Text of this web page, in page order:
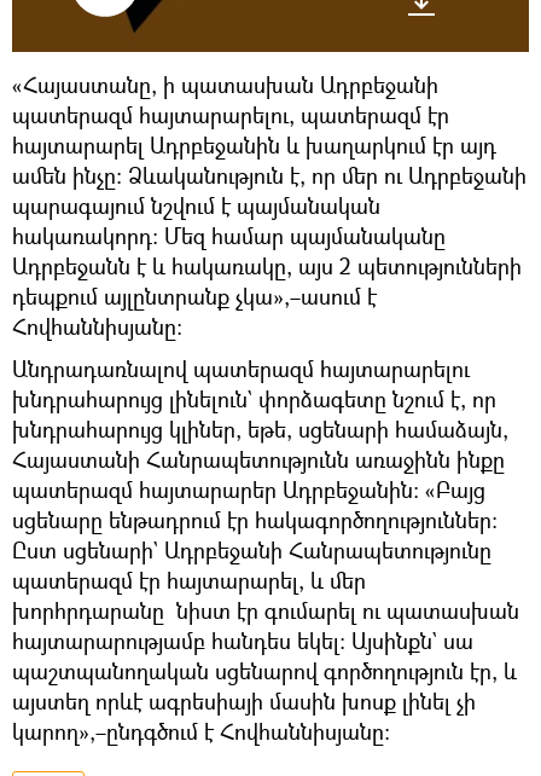
«Հայաստանը, ի պատասխան Ադրբեջանի
պատերազմ հայտարարելու, պատերազմ էր
հայտարարել Ադրբեջանին և խաղարկում էր այդ
ամեն ինչը։ Ձևականություն է, որ մեր ու Ադրբեջանի
պարագայում նշվում է պայմանական
հակառակորդ։ Մեզ համար պայմանականը
Ադրբեջանն է և հակառակը, այս 2 պետությունների
դեպքում այլընտրանք չկա»,–ասում է
Հովհաննիսյանը։
Անդրադառնալով պատերազմ հայտարարելու
խնդրահարույց լինելուն` փորձագետը նշում է, որ
խնդրահարույց կլիներ, եթե, սցենարի համաձայն,
Հայաստանի Հանրապետությունն առաջինն ինքը
պատերազմ հայտարարեր Ադրբեջանին։ «Բայց
սցենարը ենթադրում էր հակագործողություններ։
Ըստ սցենարի` Ադրբեջանի Հանրապետությունը
պատերազմ էր հայտարարել, և մեր
խորհրդարանը նիստ էր գումարել ու պատասխան
հայտարարությամբ հանդես եկել։ Այսինքն` սա
պաշտպանողական սցենարով գործողություն էր, և
այստեղ որևէ ագրեսիայի մասին խոսք լինել չի
կարող»,–ընդգծում է Հովհաննիսյանը։